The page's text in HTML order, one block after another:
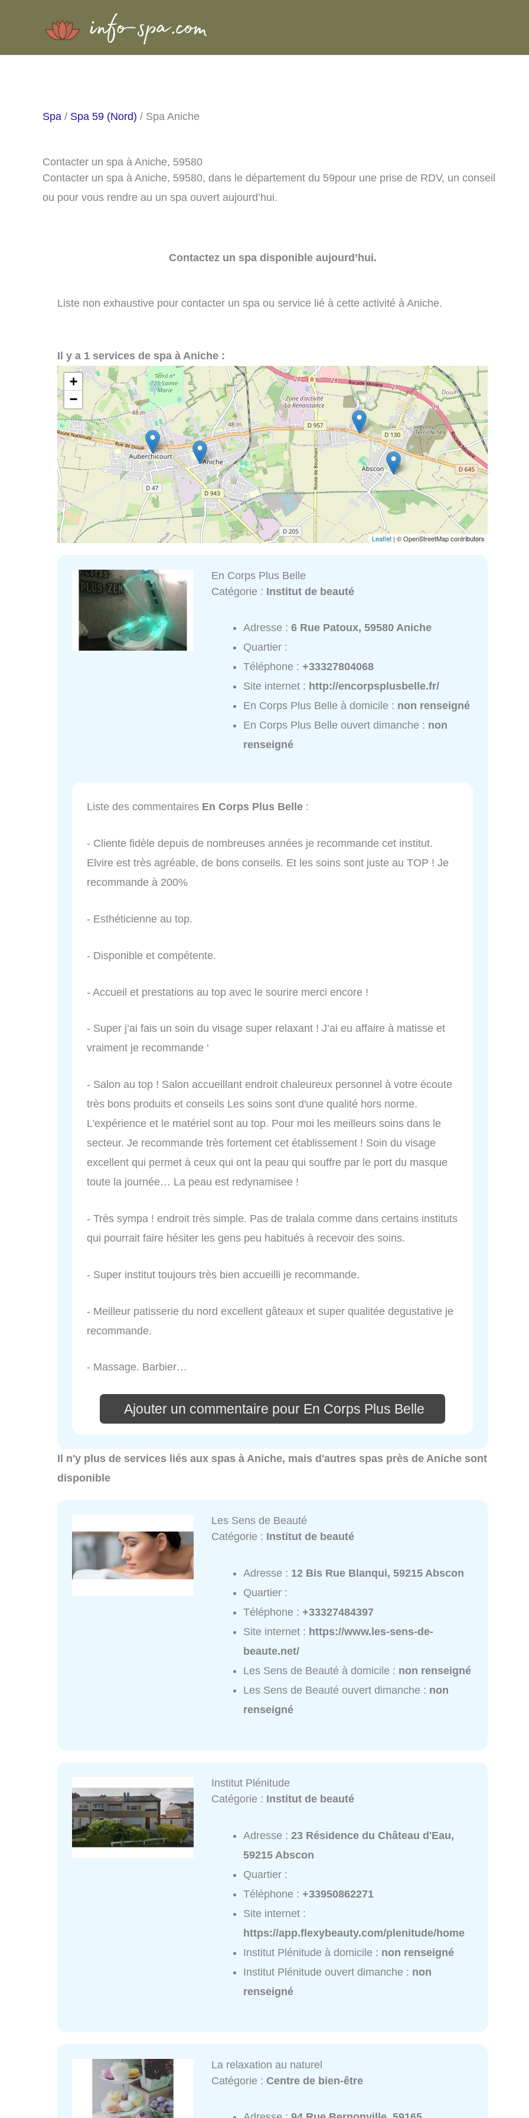
Spa / Spa 59 (Nord) / Spa Aniche
Contacter un spa à Aniche, 59580
Contacter un spa à Aniche, 59580, dans le département du 59pour une prise de RDV, un conseil
ou pour vous rendre au un spa ouvert aujourd’hui.
Contactez un spa disponible aujourd’hui.
Liste non exhaustive pour contacter un spa ou service lié à cette activité à Aniche.
Il y a 1 services de spa à Aniche :
+
−
Leaflet | © OpenStreetMap contributors
En Corps Plus Belle
Catégorie : Institut de beauté
Adresse :6 Rue Patoux, 59580 Aniche
Quartier :
Téléphone :+33327804068
Site internet : http://encorpsplusbelle.fr/
En Corps Plus Belle à domicile : non renseigné
En Corps Plus Belle ouvert dimanche : non
renseigné
Liste des commentaires En Corps Plus Belle :
- Cliente fidèle depuis de nombreuses années je recommande cet institut.
Elvire est très agréable, de bons conseils. Et les soins sont juste au TOP ! Je
recommande à 200%
- Esthéticienne au top.
- Disponible et compétente.
- Accueil et prestations au top avec le sourire merci encore !
- Super j’ai fais un soin du visage super relaxant ! J’ai eu affaire à matisse et
vraiment je recommande ‘
- Salon au top ! Salon accueillant endroit chaleureux personnel à votre écoute
très bons produits et conseils Les soins sont d'une qualité hors norme.
L'expérience et le matériel sont au top. Pour moi les meilleurs soins dans le
secteur. Je recommande très fortement cet établissement ! Soin du visage
excellent qui permet à ceux qui ont la peau qui souffre par le port du masque
toute la journée… La peau est redynamisee !
- Très sympa ! endroit très simple. Pas de tralala comme dans certains instituts
qui pourrait faire hésiter les gens peu habitués à recevoir des soins.
- Super institut toujours très bien accueilli je recommande.
- Meilleur patisserie du nord excellent gâteaux et super qualitée degustative je
recommande.
- Massage. Barbier…
Ajouter un commentaire pour En Corps Plus Belle
Il n'y plus de services liés aux spas à Aniche, mais d'autres spas près de Aniche sont
disponible
Les Sens de Beauté
Catégorie : Institut de beauté
Adresse : 12 Bis Rue Blanqui, 59215 Abscon
Quartier :
Téléphone :+33327484397
Site internet : https://www.les-sens-de-
beaute.net/
Les Sens de Beauté à domicile : non renseigné
Les Sens de Beauté ouvert dimanche : non
renseigné
Institut Plénitude
Catégorie : Institut de beauté
Adresse :23 Résidence du Château d'Eau,
59215 Abscon
Quartier :
Téléphone :+33950862271
Site internet :
https://app.flexybeauty.com/plenitude/home
Institut Plénitude à domicile : non renseigné
Institut Plénitude ouvert dimanche : non
renseigné
La relaxation au naturel
Catégorie :Centre de bien-être